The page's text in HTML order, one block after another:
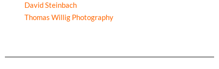
David Steinbach
Thomas Willig Photography